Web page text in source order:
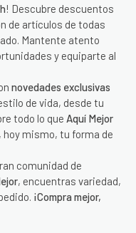
! Descubre descuentos
de artículos de todas
Mantente atento
y equiparte al
novedades exclusivas
de vida, desde tu
todo lo que Aquí Mejor
mismo, tu forma de
comunidad de
, encuentras variedad,
¡Compra mejor,